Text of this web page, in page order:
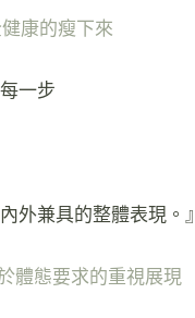
康的瘦下來
一步
外兼具的整體表現。』
體態要求的重視展現